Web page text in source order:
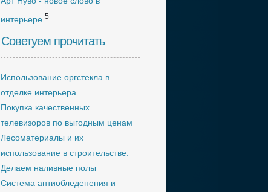
интерьере 5
Советуем прочитать
Использование оргстекла в
отделке интерьера
Покупка качественных
телевизоров по выгодным ценам
Лесоматериалы и их
использование в строительстве.
Делаем наливные полы
Система антиобледенения и